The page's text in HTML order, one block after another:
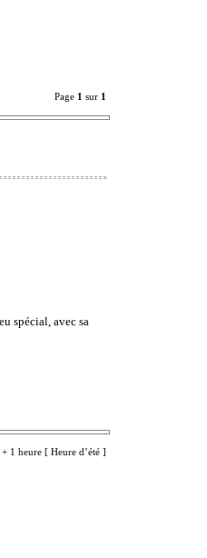
Page 1 sur 1
spécial, avec sa
1 heure [ Heure d’été ]